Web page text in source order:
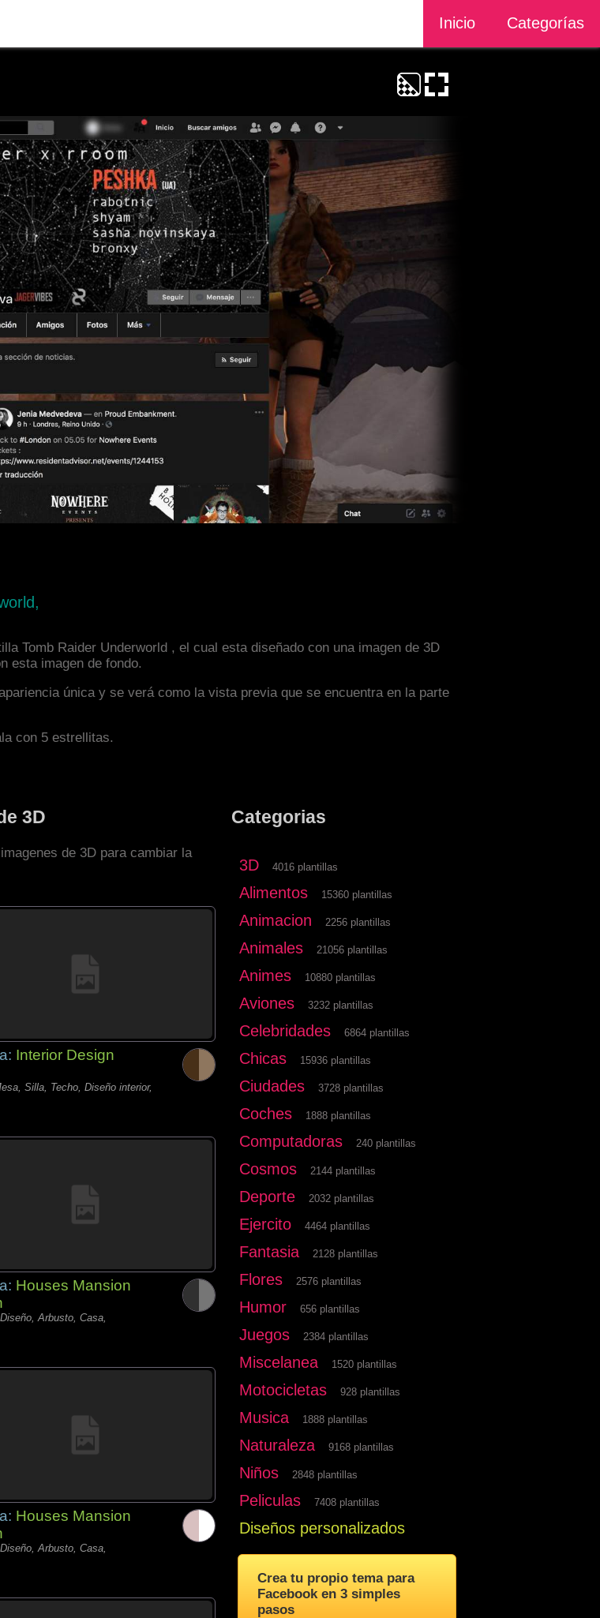
Inicio Categorías
Tomb Raider Underworld , el cual esta diseñado con una imagen de 3D
esta imagen de fondo.
única y se verá como la vista previa que se encuentra en la parte
con 5 estrellitas.
3D
de 3D para cambiar la
Interior Design
Silla, Techo, Diseño interior,
Houses Mansion
Arbusto, Casa,
Houses Mansion
Arbusto, Casa,
Categorias
3D 4016 plantillas
Alimentos 15360 plantillas
Animacion 2256 plantillas
Animales 21056 plantillas
Animes 10880 plantillas
Aviones 3232 plantillas
Celebridades 6864 plantillas
Chicas 15936 plantillas
Ciudades 3728 plantillas
Coches 1888 plantillas
Computadoras 240 plantillas
Cosmos 2144 plantillas
Deporte 2032 plantillas
Ejercito 4464 plantillas
Fantasia 2128 plantillas
Flores 2576 plantillas
Humor 656 plantillas
Juegos 2384 plantillas
Miscelanea 1520 plantillas
Motocicletas 928 plantillas
Musica 1888 plantillas
Naturaleza 9168 plantillas
Niños 2848 plantillas
Peliculas 7408 plantillas
Diseños personalizados
Crea tu propio tema para
Facebook en 3 simples
pasos